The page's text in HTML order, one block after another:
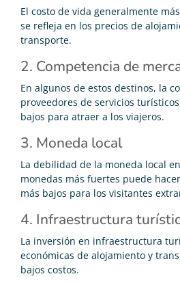
El costo de vida generalmente
se refleja en los precios de
transporte.
2. Competencia de
En algunos de estos destinos, la
proveedores de servicios
bajos para atraer a los viajeros.
3. Moneda local
La debilidad de la moneda local
monedas más fuertes puede
más bajos para los visitantes
4. Infraestructura
La inversión en infraestructura
económicas de alojamiento y
bajos costos.